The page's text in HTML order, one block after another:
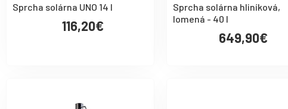
Sprcha solárna UNO 14 l
116,20€
Sprcha solárna hliníková,
lomená - 40 l
649,90€